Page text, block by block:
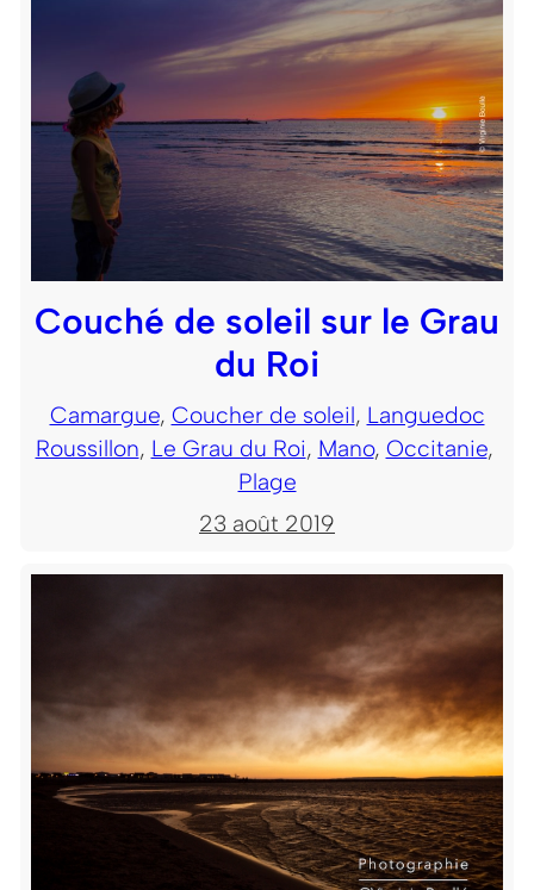
Couché de soleil sur le Grau
du Roi
Camargue, Coucher de soleil, Languedoc
Roussillon, Le Grau du Roi, Mano, Occitanie
Plage
23 août 2019